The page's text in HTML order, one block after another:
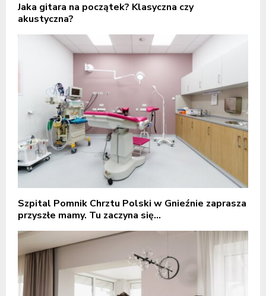
Jaka gitara na początek? Klasyczna czy
akustyczna?
Szpital Pomnik Chrztu Polski w Gnieźnie zaprasza
przyszłe mamy. Tu zaczyna się...